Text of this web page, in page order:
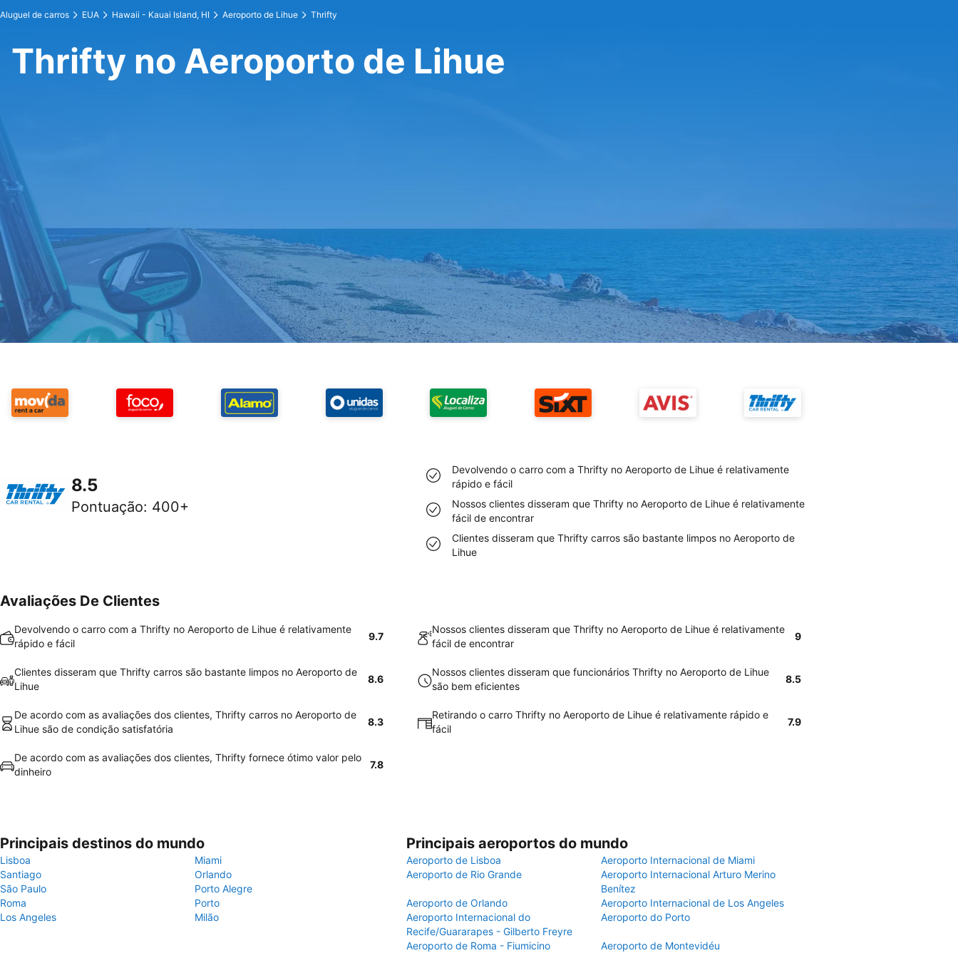
Aluguel de carros EUA Hawaii - Kauai Island, HI Aeroporto de Lihue Thrifty
Thrifty no Aeroporto de Lihue
8.5
Pontuação: 400+
Devolvendo o carro com a Thrifty no Aeroporto de Lihue é relativamente
rápido e fácil
Nossos clientes disseram que Thrifty no Aeroporto de Lihue é relativamente
fácil de encontrar
Clientes disseram que Thrifty carros são bastante limpos no Aeroporto de
Lihue
Avaliações De Clientes
Devolvendo o carro com a Thrifty no Aeroporto de Lihue é relativamente
rápido e fácil
9.7
Nossos clientes disseram que Thrifty no Aeroporto de Lihue é relativamente
fácil de encontrar
9
Clientes disseram que Thrifty carros são bastante limpos no Aeroporto de
Lihue
8.6
Nossos clientes disseram que funcionários Thrifty no Aeroporto de Lihue
são bem eficientes
8.5
De acordo com as avaliações dos clientes, Thrifty carros no Aeroporto de
Lihue são de condição satisfatória
8.3
Retirando o carro Thrifty no Aeroporto de Lihue é relativamente rápido e
fácil
7.9
De acordo com as avaliações dos clientes, Thrifty fornece ótimo valor pelo
dinheiro
7.8
Principais destinos do mundo
Lisboa
Miami
Santiago
Orlando
São Paulo
Porto Alegre
Roma
Porto
Los Angeles
Milão
Principais aeroportos do mundo
Aeroporto de Lisboa
Aeroporto Internacional de Miami
Aeroporto de Rio Grande
Aeroporto Internacional Arturo Merino
Benítez
Aeroporto de Orlando
Aeroporto Internacional de Los Angeles
Aeroporto Internacional do
Recife/Guararapes - Gilberto Freyre
Aeroporto do Porto
Aeroporto de Roma - Fiumicino Aeroporto de Montevidéu